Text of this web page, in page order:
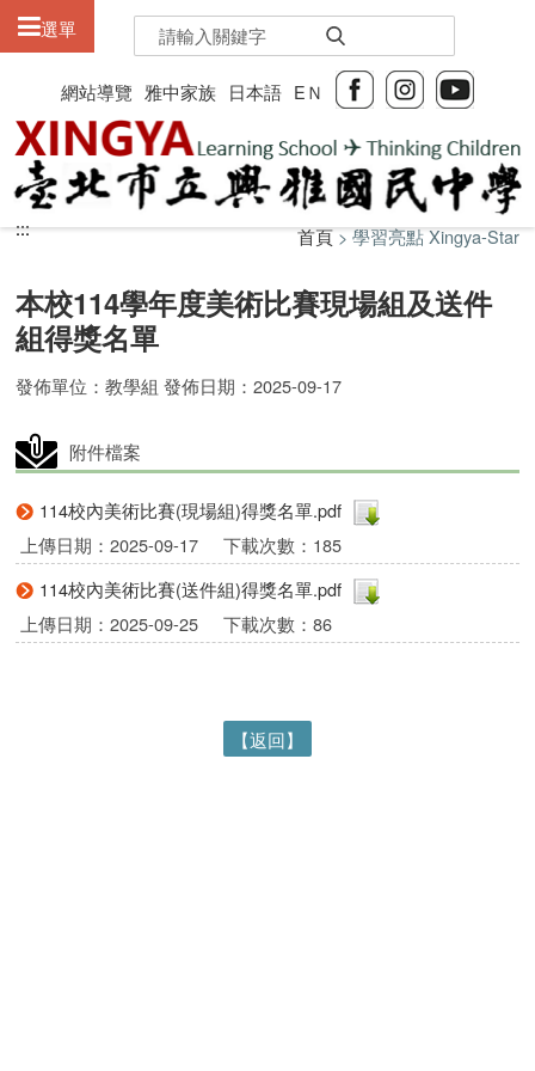
網站導覽 雅中家族 日本語 EＮ
選單
:::
:::
本校114學年度美術比賽現場組及送件
組得獎名單
首頁> 學習亮點 Xingya-Star
發佈單位：教學組 發佈日期：2025-09-17
附件檔案
114校內美術比賽(現場組)得獎名單.pdf
上傳日期：2025-09-17
下載次數：185
114校內美術比賽(送件組)得獎名單.pdf
上傳日期：2025-09-25
下載次數：86
【返回】